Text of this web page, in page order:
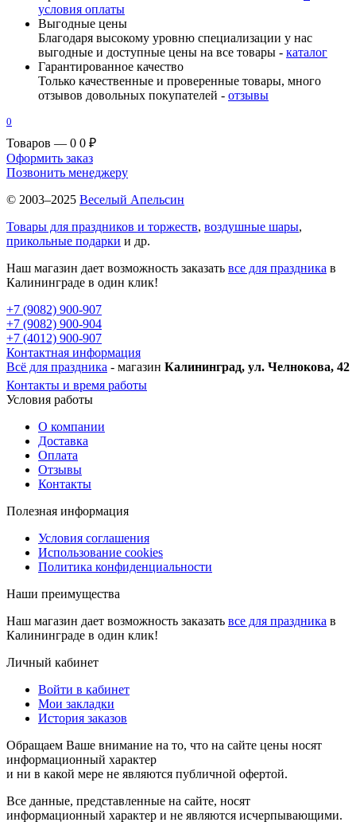
условия оплаты
Выгодные цены
Благодаря высокому уровню специализации у нас
выгодные и доступные цены на все товары - каталог
Гарантированное качество
Только качественные и проверенные товары, много
отзывов довольных покупателей - отзывы
0
Товаров — 0 0 ₽
Оформить заказ
Позвонить менеджеру
© 2003–2025 Веселый Апельсин
Товары для праздников и торжеств, воздушные шары,
прикольные подарки и др.
Наш магазин дает возможность заказать все для праздника в
Калининграде в один клик!
+7 (9082) 900-907
+7 (9082) 900-904
+7 (4012) 900-907
Контактная информация
Всё для праздника - магазин Калининград, ул. Челнокова, 42
Контакты и время работы
Условия работы
О компании
Доставка
Оплата
Отзывы
Контакты
Полезная информация
Условия соглашения
Использование cookies
Политика конфиденциальности
Наши преимущества
Наш магазин дает возможность заказать все для праздника в
Калининграде в один клик!
Личный кабинет
Войти в кабинет
Мои закладки
История заказов
Обращаем Ваше внимание на то, что на сайте цены носят
информационный характер
и ни в какой мере не являются публичной офертой.
Все данные, представленные на сайте, носят
информационный характер и не являются исчерпывающими.